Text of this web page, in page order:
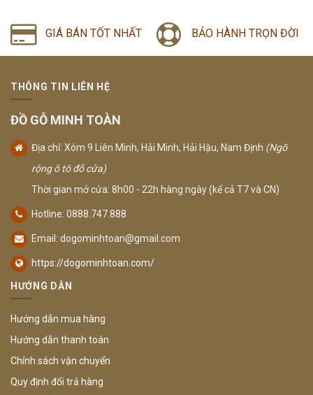
GIÁ BÁN TỐT NHẤT BẢO HÀNH TRỌN ĐỜI
THÔNG TIN LIÊN HỆ
ĐỒ GỖ MINH TOÀN
Địa chỉ: Xóm 9 Liên Minh, Hải Minh, Hải Hậu, Nam Định (Ngõ
rộng ô tô đỗ cửa)
Thời gian mở cửa: 8h00 - 22h hàng ngày (kể cả T7 và CN)
Hotline: 0888.747.888
Email: dogominhtoan@gmail.com
https://dogominhtoan.com/
HƯỚNG DẪN
Hướng dẫn mua hàng
Hướng dẫn thanh toán
Chính sách vận chuyển
Quy định đổi trả hàng